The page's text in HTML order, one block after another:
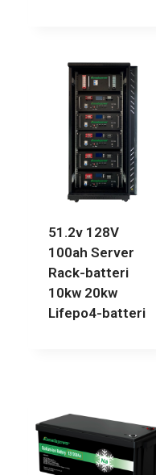
51.2v 128V
100ah Server
Rack-batteri
10kw 20kw
Lifepo4-batteri